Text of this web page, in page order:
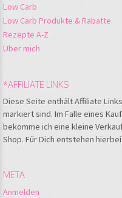
Low Carb
Low Carb Produkte & Rabatte
Rezepte A-Z
Über mich
*AFFILIATE LINKS
Diese Seite enthält Affiliate
markiert sind. Im Falle eines
bekomme ich eine kleine
Shop. Für Dich entstehen
META
Anmelden